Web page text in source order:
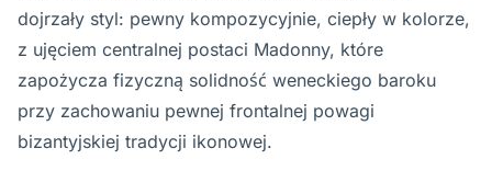
dojrzały styl: pewny kompozycyjnie, ciepły w kolorze,
z ujęciem centralnej postaci Madonny, które
zapożycza fizyczną solidność weneckiego baroku
przy zachowaniu pewnej frontalnej powagi
bizantyjskiej tradycji ikonowej.